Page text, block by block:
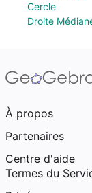
Cercle
Droite
À propos
Partenaires
Centre d'aide
Termes du